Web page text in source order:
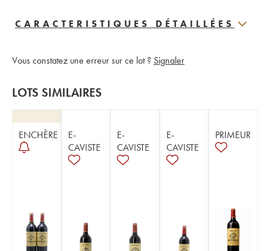
CARACTERISTIQUES DÉTAILLÉES
Vous constatez une erreur sur ce lot ? Signaler
LOTS SIMILAIRES
ENCHÈRE
E-
CAVISTE
E-
CAVISTE
E-
CAVISTE
PRIMEUR